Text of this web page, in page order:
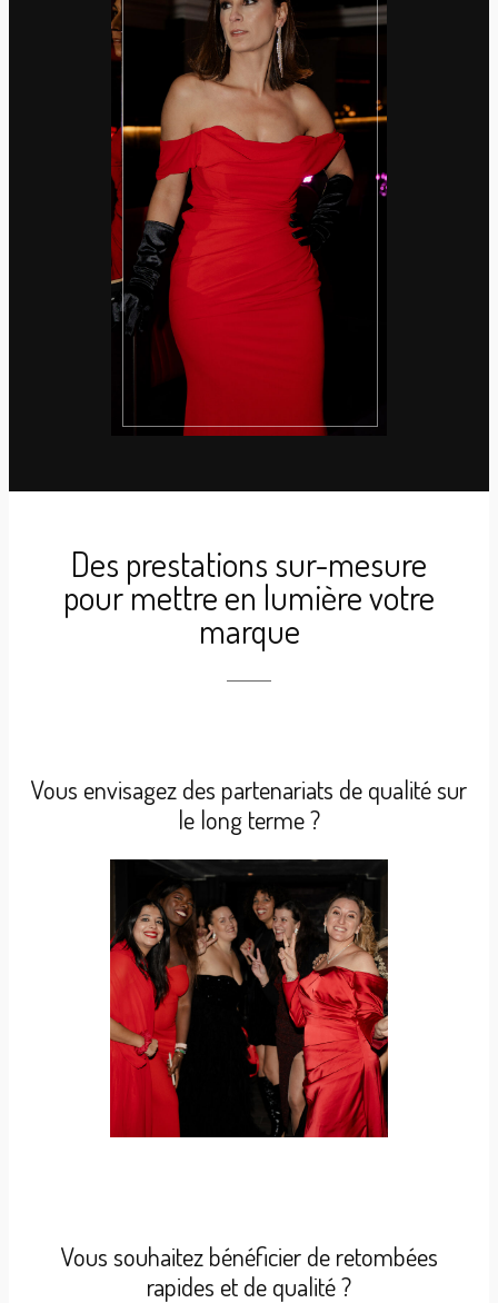
Des prestations sur-mesure
pour mettre en lumière votre
marque
Vous envisagez des partenariats de qualité sur
le long terme ?
Vous souhaitez bénéficier de retombées
rapides et de qualité ?